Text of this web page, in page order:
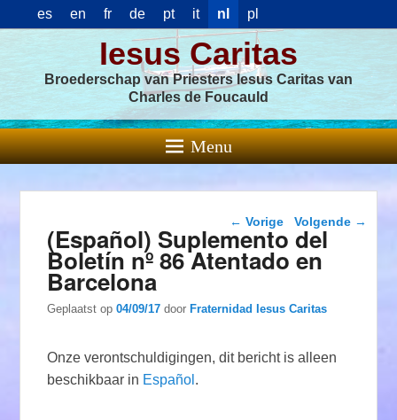
es en fr de pt it nl pl
Iesus Caritas
Broederschap van Priesters Iesus Caritas van
Charles de Foucauld
Menu
Berichtnavigatie
← Vorige Volgende →
(Español) Suplemento del
Boletín nº 86 Atentado en
Barcelona
Geplaatst op04/09/17 doorFraternidad Iesus Caritas
Onze verontschuldigingen, dit bericht is alleen
beschikbaar in Español .